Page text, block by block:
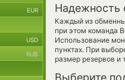
Надежность
Каждый из
при этом команда
Использование
пунктах. При
размер резервов и
Выберите
EUR
USD
RUB